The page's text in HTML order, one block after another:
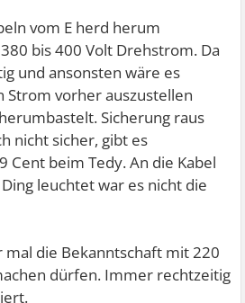
vom E herd herum
bis 400 Volt Drehstrom. Da
und ansonsten wäre es
Strom vorher auszustellen
Sicherung raus
nicht sicher, gibt es
Cent beim Tedy. An die Kabel
leuchtet war es nicht die
mal die Bekanntschaft mit 220
dürfen. Immer rechtzeitig